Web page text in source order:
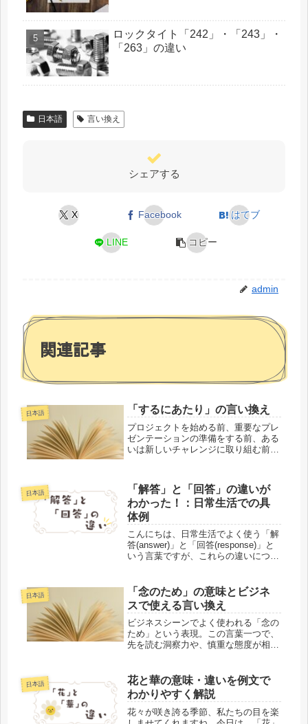
ロックタイト「242」・「243」・
「263」の違い
日本語 言い換え
シェアする
X Facebook はてブ
LINE コピー
admin
関連記事
日本語 「するにあたり」の言い換え
プロジェクトを始める前、重要なプレ
ゼンテーションの準備をする前、ある
いは新しいチャレンジに取り組む前
かを始める直前の準備や心構えを示す
ために非常に便利です。このブログ記
事で...
日本語
「解答」と「回答」の違いが
わかった！：日常生活での具
体例
こんにちは、日常生活でよく使う「解
答(answer)」と「回答(response)」と
いう言葉ですが、これらの違いについ
う違うのかな？と思ったことはありま
せんか？それでは、...
日本語
「念のため」の意味とビジネ
スで使える言い換え
ビジネスシーンでよく使われる「念の
ため」という表現。この言葉一つで、
先を読む洞察力や、慎重な態度が相手
いのでしょうか？今回は、「念のた
め」の基本的な意味から、ビジネスシ
ーン...
日本語
花と華の意味・違いを例文で
わかりやすく解説
花々が咲き誇る季節、私たちの目を楽